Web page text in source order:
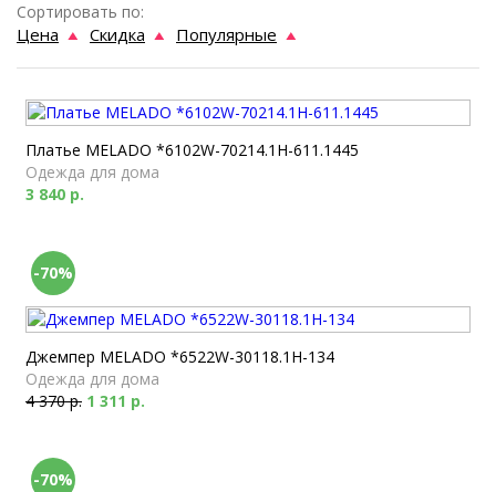
Сортировать по:
Цена Скидка Популярные
Платье MELADO *6102W-70214.1H-611.1445
Одежда для дома
3 840 р.
-70%
Джемпер MELADO *6522W-30118.1H-134
Одежда для дома
4 370 р. 1 311 р.
-70%